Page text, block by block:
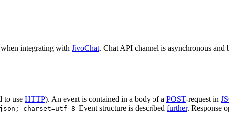
when integrating with JivoChat. Chat API channel is asynchronous and
to use HTTP). An event is contained in a body of a POST-request in
charset=utf-8. Event structure is described further. Response